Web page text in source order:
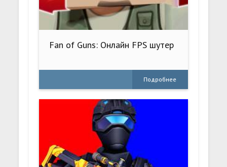
Fan of Guns: Онлайн FPS шутер
Подробнее